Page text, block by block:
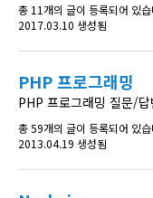
총 11개의 글이 등록되어 있
2017.03.10 생성됨
PHP 프로그래밍
PHP 프로그래밍 질문/
총 59개의 글이 등록되어 있
2013.04.19 생성됨